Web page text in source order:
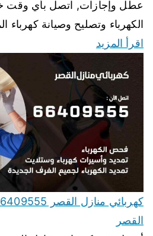
الكهرباء وتصليح وصيانة كهرباء
اقرأ المزيد
القصر